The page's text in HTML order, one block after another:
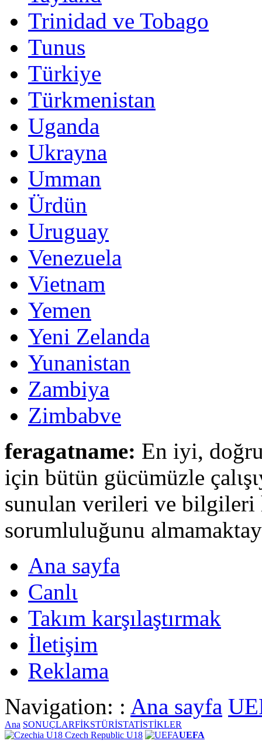
Trinidad ve Tobago
Tunus
Türkiye
Türkmenistan
Uganda
Ukrayna
Umman
Ürdün
Uruguay
Venezuela
Vietnam
Yemen
Yeni Zelanda
Yunanistan
Zambiya
Zimbabve
feragatname: En iyi,
için bütün gücümüzle
sunulan verileri ve bilgileri
sorumluluğunu
Ana sayfa
Canlι
Takım karşılaştırmak
İletişim
Reklama
Navigation: : Ana sayfa
Ana SONUÇLARFİKSTÜRİSTATİSTİKLER
Czech Republic U18
UEFA